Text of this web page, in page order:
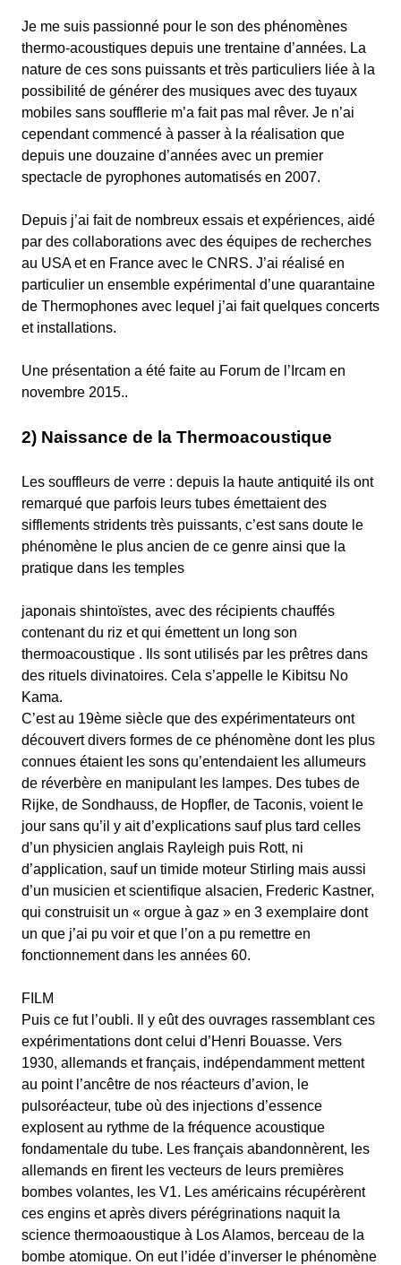
Je me suis passionné pour le son des phénomènes
thermo-acoustiques depuis une trentaine d’années. La
nature de ces sons puissants et très particuliers liée à la
possibilité de générer des musiques avec des tuyaux
mobiles sans soufflerie m’a fait pas mal rêver. Je n’ai
cependant commencé à passer à la réalisation que
depuis une douzaine d’années avec un premier
spectacle de pyrophones automatisés en 2007.
Depuis j’ai fait de nombreux essais et expériences, aidé
par des collaborations avec des équipes de recherches
au USA et en France avec le CNRS. J’ai réalisé en
particulier un ensemble expérimental d’une quarantaine
de Thermophones avec lequel j’ai fait quelques concerts
et installations.
Une présentation a été faite au Forum de l’Ircam en
novembre 2015..
2) Naissance de la Thermoacoustique
Les souffleurs de verre : depuis la haute antiquité ils ont
remarqué que parfois leurs tubes émettaient des
sifflements stridents très puissants, c’est sans doute le
phénomène le plus ancien de ce genre ainsi que la
pratique dans les temples
japonais shintoïstes, avec des récipients chauffés
contenant du riz et qui émettent un long son
thermoacoustique . Ils sont utilisés par les prêtres dans
des rituels divinatoires. Cela s’appelle le Kibitsu No
Kama.
C’est au 19ème siècle que des expérimentateurs ont
découvert divers formes de ce phénomène dont les plus
connues étaient les sons qu’entendaient les allumeurs
de réverbère en manipulant les lampes. Des tubes de
Rijke, de Sondhauss, de Hopfler, de Taconis, voient le
jour sans qu’il y ait d’explications sauf plus tard celles
d’un physicien anglais Rayleigh puis Rott, ni
d’application, sauf un timide moteur Stirling mais aussi
d’un musicien et scientifique alsacien, Frederic Kastner,
qui construisit un « orgue à gaz » en 3 exemplaire dont
un que j’ai pu voir et que l’on a pu remettre en
fonctionnement dans les années 60.
FILM
Puis ce fut l’oubli. Il y eût des ouvrages rassemblant ces
expérimentations dont celui d’Henri Bouasse. Vers
1930, allemands et français, indépendamment mettent
au point l’ancêtre de nos réacteurs d’avion, le
pulsoréacteur, tube où des injections d’essence
explosent au rythme de la fréquence acoustique
fondamentale du tube. Les français abandonnèrent, les
allemands en firent les vecteurs de leurs premières
bombes volantes, les V1. Les américains récupérèrent
ces engins et après divers pérégrinations naquit la
science thermoaoustique à Los Alamos, berceau de la
bombe atomique. On eut l’idée d’inverser le phénomène